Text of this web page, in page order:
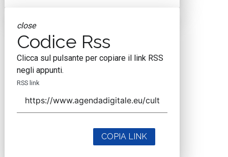
close
Codice Rss
Clicca sul pulsante per copiare il link RSS
negli appunti.
RSS link
COPIA LINK